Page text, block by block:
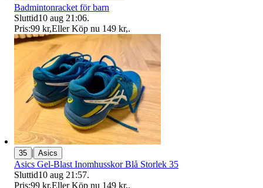
Badmintonracket för barn
Sluttid10 aug 21:06.
Pris:99 kr,Eller Köp nu 149 kr,.
35 | Asics
Asics Gel-Blast Inomhusskor Blå Storlek 35
Sluttid10 aug 21:57.
Pris:99 kr,Eller Köp nu 149 kr,.